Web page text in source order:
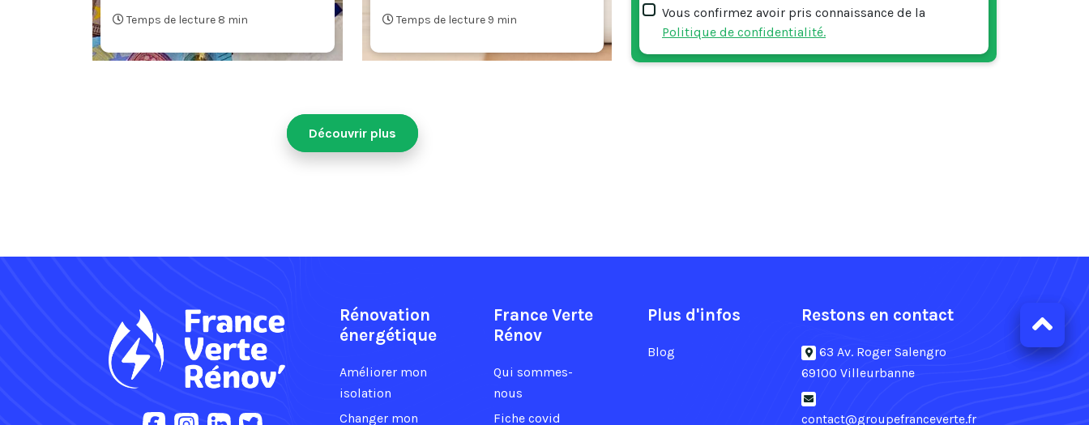
Temps de lecture 8 min
Temps de lecture 9 min
Découvrir plus
Vous confirmez avoir pris connaissance de la
Politique de confidentialité.
Rénovation
énergétique
Améliorer mon
isolation
Changer mon
France Verte
Rénov
Qui sommes-
nous
Fiche covid
Plus d'infos
Blog
Restons en contact
63 Av. Roger Salengro
69100 Villeurbanne
contact@groupefranceverte.fr